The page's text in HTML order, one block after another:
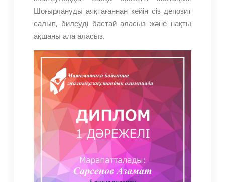
Шоғырлануды аяқтағаннан кейін сіз депозит
салып, билеуді бастай аласыз және нақты
ақшаны ала аласыз.